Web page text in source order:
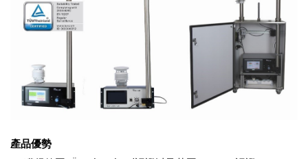
產品優勢